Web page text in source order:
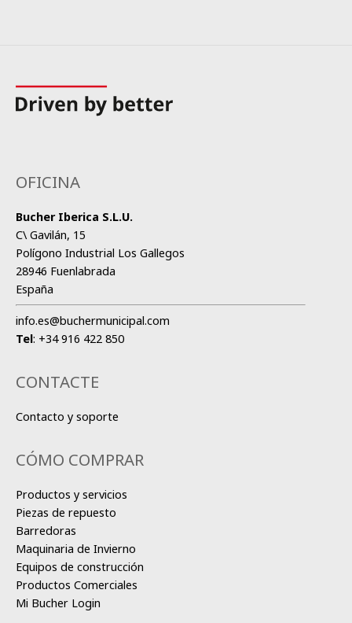
OFICINA
Bucher Iberica S.L.U.
C\ Gavilán, 15
Polígono Industrial Los Gallegos
28946 Fuenlabrada
España
info.es@buchermunicipal.com
Tel: +34 916 422 850
CONTACTE
Contacto y soporte
CÓMO COMPRAR
Productos y servicios
Piezas de repuesto
Barredoras
Maquinaria de Invierno
Equipos de construcción
Productos Comerciales
Mi Bucher Login